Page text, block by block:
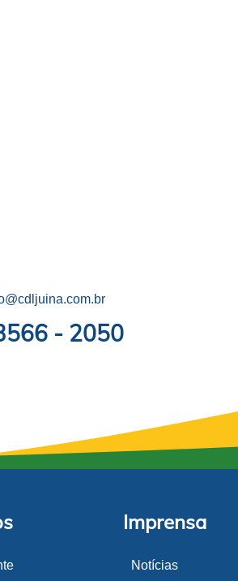
- 2050
Imprensa
Notícias